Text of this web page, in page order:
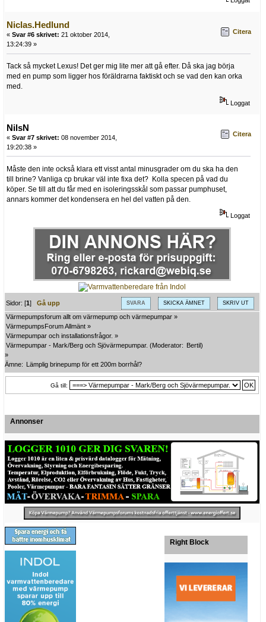
Niclas.Hedlund
« Svar #6 skrivet: 21 oktober 2014,
13:24:39 »
Citera
Tack så mycket Lexus! Det ger mig lite mer att gå efter. Då ska jag börja
med en pump som ligger hos föräldrarna faktiskt och se vad den kan orka
med.
Loggat
NilsN
« Svar #7 skrivet: 08 november 2014,
19:20:38 »
Citera
Måste den inte också klara ett visst antal minusgrader om du ska ha den
till brine? Vanliga cp brukar väl inte fixa det? Kolla specen på vad du
köper. Se till att du får med en isoleringsskål som passar pumphuset,
annars kommer det kondensera en hel del vatten på den.
Loggat
SVARA SKICKA ÄMNET SKRIV UT
Sidor: [1]Gå upp
Värmepumpsforum allt om värmepump och värmepumpar »
VärmepumpsForum Allmänt »
Värmepumpar och installationsfrågor. »
Värmepumpar - Mark/Berg och Sjövärmepumpar. (Moderator: Bertil)
»
Ämne:
Lämplig brinepump för ett 200m borrhål?
Gå till:
Annonser
Right Block